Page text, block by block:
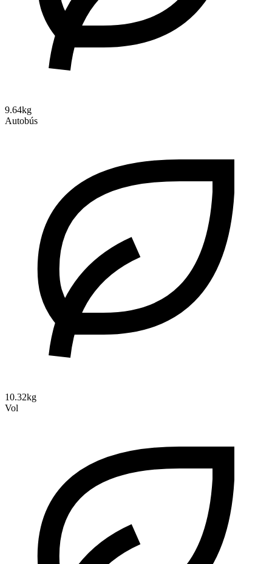
9.64kg
Autobús
10.32kg
Vol